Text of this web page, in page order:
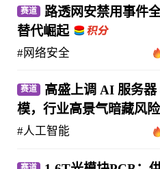
赛道
路透网安禁用事件
替代崛起
#网络安全
赛道
高盛上调 AI 服务
模，行业高景气暗藏风险
#人工智能